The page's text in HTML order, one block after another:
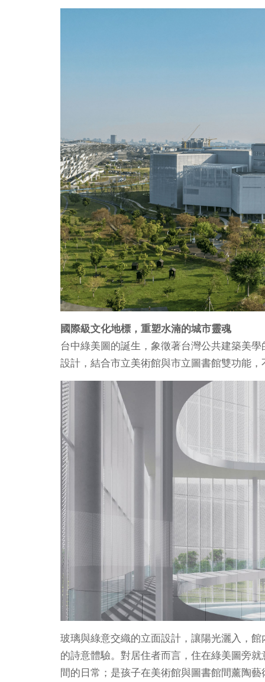
國際級文化地標，重塑水湳的城市靈魂
台中綠美圖的誕生，象徵著台灣公共建築美
設計，結合市立美術館與市立圖書館雙功能
玻璃與綠意交織的立面設計，讓陽光灑入，
的詩意體驗。對居住者而言，住在綠美圖旁
間的日常；是孩子在美術館與圖書館間薰陶